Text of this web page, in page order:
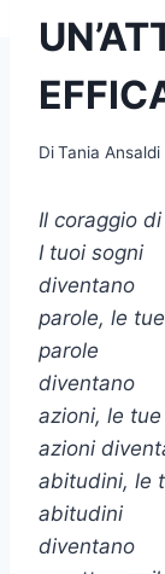
DiTania Ansaldi
Il coraggio
I tuoi sogni
diventano
parole, le tue
parole
diventano
azioni, le tue
azioni
abitudini, le
abitudini
diventano